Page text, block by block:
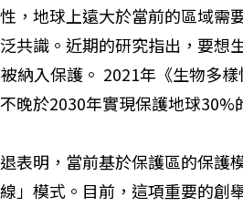
，地球上遠大於當前的區域需
共識。近期的研究指出，要想
納入保護。 2021年《生物多
晚於2030年實現保護地球30%
表明，當前基於保護區的保護
」模式。目前，這項重要的創